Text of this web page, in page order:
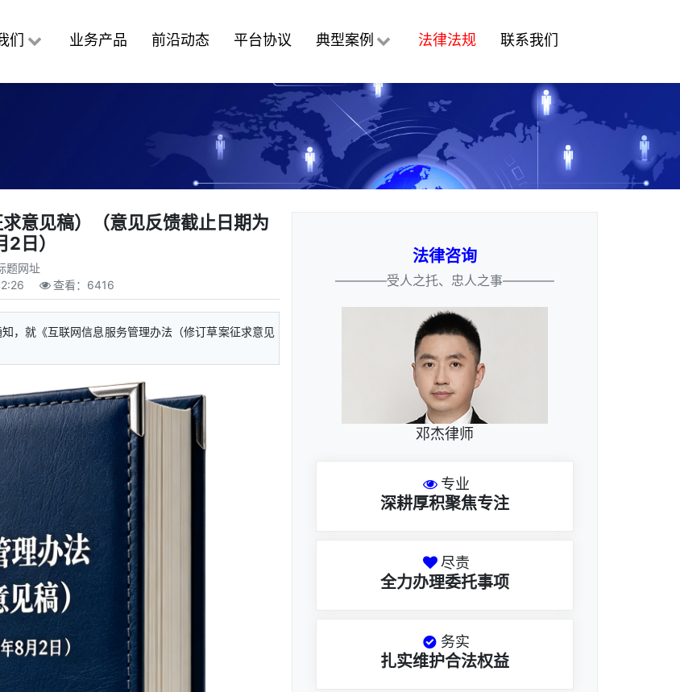
们 业务产品 前沿动态 平台协议 典型案例 法律法规 联系我们
意见稿）（意见反馈截止日期为
日）
题网址
查看： 6416
，就《互联网信息服务管理办法（修订草案征求意见
法律咨询
————受人之托、忠人之事————
邓杰律师
专业
深耕厚积聚焦专注
尽责
全力办理委托事项
务实
扎实维护合法权益